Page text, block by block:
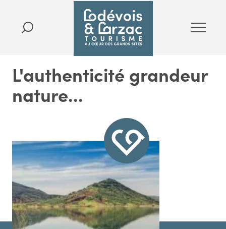
L'authenticité grandeur
nature...